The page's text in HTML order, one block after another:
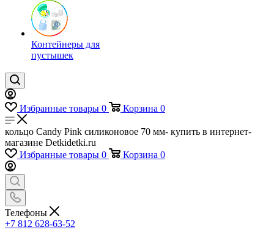
Контейнеры для
пустышек
Избранные товары 0 Корзина 0
кольцо Candy Pink силиконовое 70 мм- купить в интернет-
магазине Detkidetki.ru
Избранные товары 0 Корзина 0
Телефоны
+7 812 628-63-52